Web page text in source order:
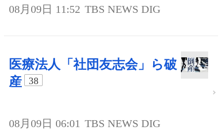
08月09日 11:52 TBS NEWS DIG
医療法人「社団友志会」ら破
産
38
08月09日 06:01 TBS NEWS DIG